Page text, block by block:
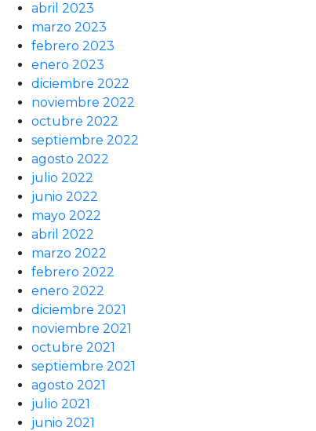
abril 2023
marzo 2023
febrero 2023
enero 2023
diciembre 2022
noviembre 2022
octubre 2022
septiembre 2022
agosto 2022
julio 2022
junio 2022
mayo 2022
abril 2022
marzo 2022
febrero 2022
enero 2022
diciembre 2021
noviembre 2021
octubre 2021
septiembre 2021
agosto 2021
julio 2021
junio 2021